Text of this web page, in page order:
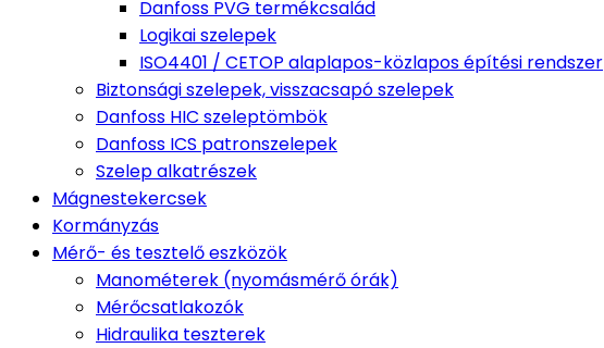
Danfoss PVG termékcsalád
Logikai szelepek
ISO4401 / CETOP alaplapos-közlapos építési rendszer
Biztonsági szelepek, visszacsapó szelepek
Danfoss HIC szeleptömbök
Danfoss ICS patronszelepek
Szelep alkatrészek
Mágnestekercsek
Kormányzás
Mérő- és tesztelő eszközök
Manométerek (nyomásmérő órák)
Mérőcsatlakozók
Hidraulika teszterek